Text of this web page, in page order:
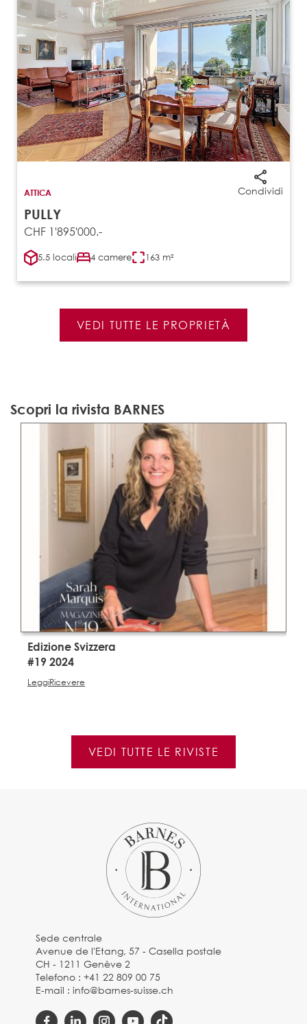
Condividi
ATTICA
PULLY
CHF 1'895'000.-
5.5 locali 4 camere 163 m²
VEDI TUTTE LE PROPRIETÀ
Scopri la rivista BARNES
Edizione Svizzera
#19 2024
LeggiRicevere
VEDI TUTTE LE RIVISTE
Sede centrale
Avenue de l'Etang, 57 - Casella postale
CH - 1211 Genève 2
Telefono :+41 22 809 00 75
E-mail :info@barnes-suisse.ch